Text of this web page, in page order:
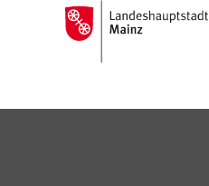
الانتقال إلى المحتوى
إلى
الصفحة